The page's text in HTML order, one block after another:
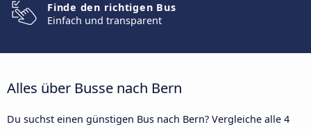
Finde den richtigen Bus
Einfach und transparent
Alles über Busse nach Bern
Du suchst einen günstigen Bus nach Bern? Vergleiche alle 4